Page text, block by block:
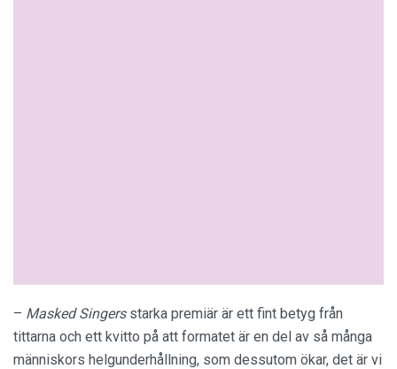
– Masked Singersstarka premiär är ett fint betyg från
tittarna och ett kvitto på att formatet är en del av så många
människors helgunderhållning, som dessutom ökar, det är vi